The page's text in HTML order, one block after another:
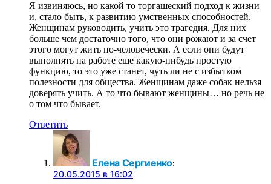
Я извиняюсь, но какой то торгашеский подход к жизни
и, стало быть, к развитию умственных способностей.
Женщинам руководить, учить это трагедия. Для них
больше чем достаточно того, что они рожают и за счет
этого могут жить по-человечески. А если они будут
выполнять на работе еще какую-нибудь простую
функцию, то это уже станет, чуть ли не с избытком
полезности для общества. Женщинам даже собак нельзя
доверять учить. А то что бывают женщины… но речь не
о том что бывает.
Ответить
Елена Сергиенко:
20.05.2015 в 16:02